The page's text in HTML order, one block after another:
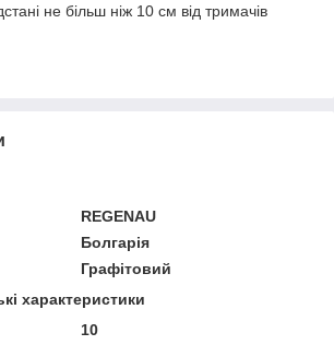
не більш ніж 10 см від тримачів
REGENAU
Болгарія
Графітовий
характеристики
10